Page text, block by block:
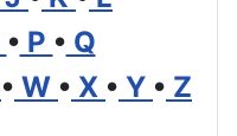
• P • Q
• W • X • Y • Z